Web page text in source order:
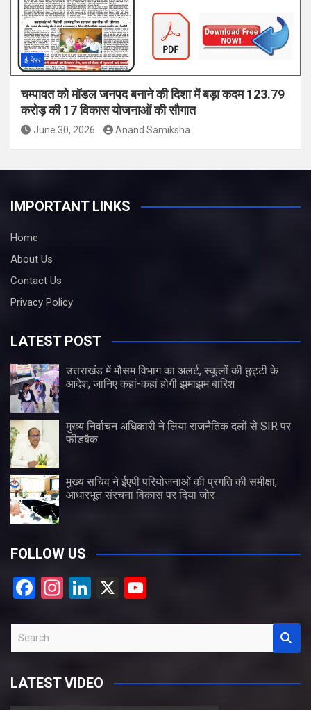
ई-पेपर
चम्पावत को मॉडल जनपद बनाने की दिशा में बड़ा कदम 123.79
करोड़ की 17 विकास योजनाओं की सौगात
June 30, 2026 Anand Samiksha
IMPORTANT LINKS
Home
About Us
Contact Us
Privacy Policy
LATEST POST
उत्तराखंड में मौसम विभाग का अलर्ट, स्कूलों की छुट्टी के
आदेश, जानिए कहां-कहां होगी झमाझम बारिश
मुख्य निर्वाचन अधिकारी ने लिया राजनैतिक दलों से SIR पर
फीडबैक
मुख्य सचिव ने ईएपी परियोजनाओं की प्रगति की समीक्षा,
आधारभूत संरचना विकास पर दिया जोर
FOLLOW US
F
ce
b
o
In
a
gr
a
Li
ke
dI
n
X
u
T
u
r
LATEST VIDEO